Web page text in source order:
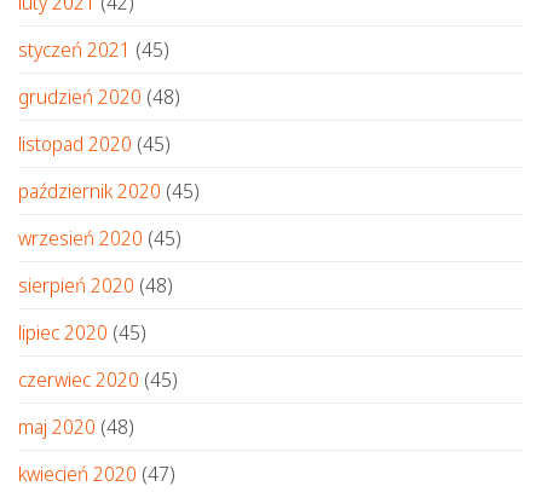
styczeń 2021 (45)
grudzień 2020 (48)
listopad 2020 (45)
październik 2020 (45)
wrzesień 2020 (45)
sierpień 2020 (48)
lipiec 2020 (45)
czerwiec 2020 (45)
maj 2020 (48)
kwiecień 2020 (47)